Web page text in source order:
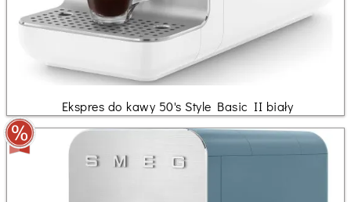
Ekspres do kawy 50's Style Basic II biały